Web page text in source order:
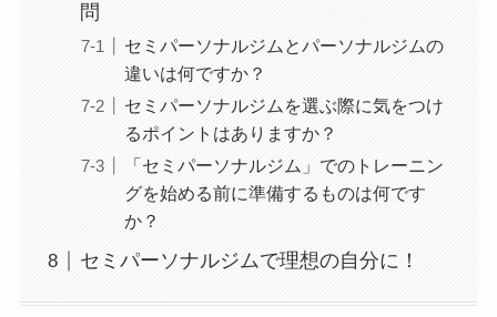
問
セミパーソナルジムとパーソナルジムの
違いは何ですか？
セミパーソナルジムを選ぶ際に気をつけ
るポイントはありますか？
「セミパーソナルジム」でのトレーニン
グを始める前に準備するものは何です
か？
セミパーソナルジムで理想の自分に！